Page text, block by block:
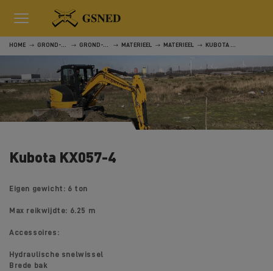
HOME GROND-, WEG- EN WATERWERKEN GROND-, WEG- EN WATERWERKEN MATERIEEL MATERIEEL KUBOTA KX057-4
Kubota KX057-4
Eigen gewicht: 6 ton
Max reikwijdte: 6.25 m
Accessoires:
Hydraulische snelwissel
Brede bak